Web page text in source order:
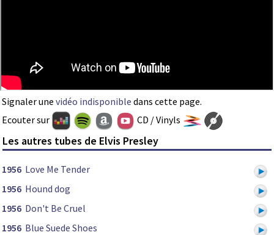
Signaler une vidéo indisponible dans cette page.
Ecouter sur
CD / Vinyls
Les autres tubes de Elvis Presley
1956 Love Me Tender
1956 Hound dog
1956 Don't Be Cruel
1956 Blue Suede Shoes